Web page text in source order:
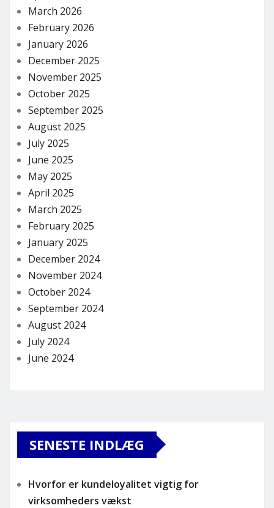
March 2026
February 2026
January 2026
December 2025
November 2025
October 2025
September 2025
August 2025
July 2025
June 2025
May 2025
April 2025
March 2025
February 2025
January 2025
December 2024
November 2024
October 2024
September 2024
August 2024
July 2024
June 2024
SENESTE INDLÆG
Hvorfor er kundeloyalitet vigtig for
virksomheders vækst